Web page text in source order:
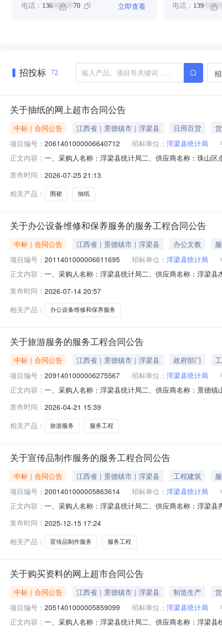
电话： 136 ****** 70 立即查看 电话： 139
招投标 72
关于抽纸的网上超市合同公告
中标｜合同公告 江西省｜景德镇市｜浮梁县 日用百货
项目编号： 2061401000006640712 招标单位： 浮梁县统计局
正文内容： 一、采购人名称：浮梁县统计局二、供应商名称：珠山
240.0015.537202美厨围裙美厨美厨围裙条
发布时间： 2026-07-25 21:13
相关产品：
围裙 抽纸
关于办公设备维修和保养服务的服务工程合同公告
中标｜合同公告 江西省｜景德镇市｜浮梁县 办公文教
项目编号： 2011401000006611695 招标单位： 浮梁县统计局
正文内容： 一、采购人名称：浮梁县统计局二、供应商名称：浮梁
无八、联系方式1、采购人名称：浮梁县统计局联系人：
发布时间： 2026-07-14 20:57
相关产品：
办公设备维修和保养服务
关于旅游服务的服务工程合同公告
中标｜合同公告 江西省｜景德镇市｜浮梁县 政府部门
项目编号： 2091401000006275567 招标单位： 浮梁县统计局
正文内容： 一、采购人名称：浮梁县统计局二、供应商名称：景德
八、联系方式1、采购人名称：浮梁县统计局联系人：江
发布时间： 2026-04-21 15:39
相关产品：
旅游服务 服务工程
关于宣传品制作服务的服务工程合同公告
中标｜合同公告 江西省｜景德镇市｜浮梁县 工程建筑
项目编号： 2001401000005863614 招标单位： 浮梁县统计局
正文内容： 一、采购人名称：浮梁县统计局二、供应商名称：浮梁
系方式1、采购人名称：浮梁县统计局联系人：江淑媛联
发布时间： 2025-12-15 17:24
相关产品：
宣传品制作服务 服务工程
关于购买资料的网上超市合同公告
中标｜合同公告 江西省｜景德镇市｜浮梁县 制造生产
项目编号： 2051401000005859099 招标单位： 浮梁县统计局
正文内容： 一、采购人名称：浮梁县统计局二、供应商名称：浮梁